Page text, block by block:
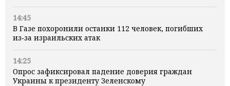
14:45
В Газе похоронили останки 112 человек, погибших
из‑за израильских атак
14:25
Опрос зафиксировал падение доверия граждан
Украины к президенту Зеленскому